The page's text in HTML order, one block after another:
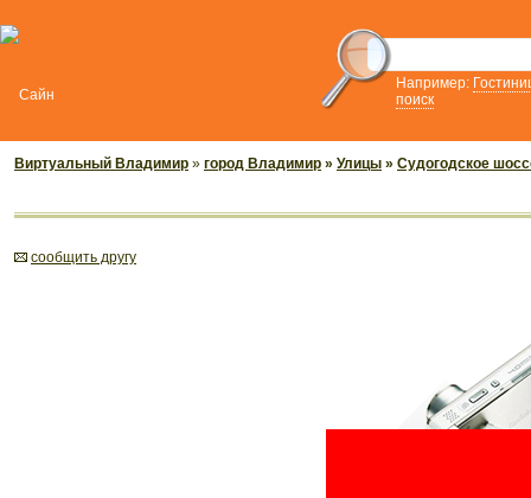
Например:
поиск
Виртуальный Владимир » город Владимир » Улицы » Судогодское
cообщить другу